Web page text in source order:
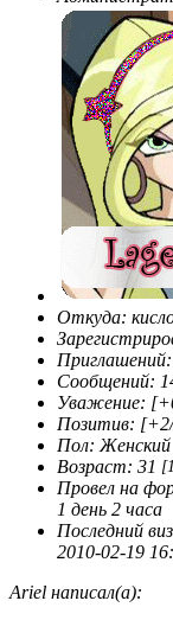
Откуда:
Приглашений:
Сообщений:
Уважение:
Позитив:
Пол: Женский
Возраст: 31
Провел на
1 день 2 часа
Последний
2010-02-19
Ariel написал(а):